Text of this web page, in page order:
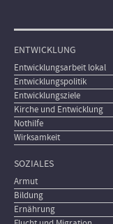
ENTWICKLUNG
Entwicklungsarbeit lokal
Entwicklungspolitik
Entwicklungsziele
Kirche und Entwicklung
Nothilfe
Wirksamkeit
SOZIALES
Armut
Bildung
Ernährung